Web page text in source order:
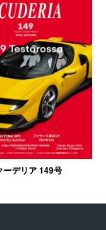
ーデリア 149号